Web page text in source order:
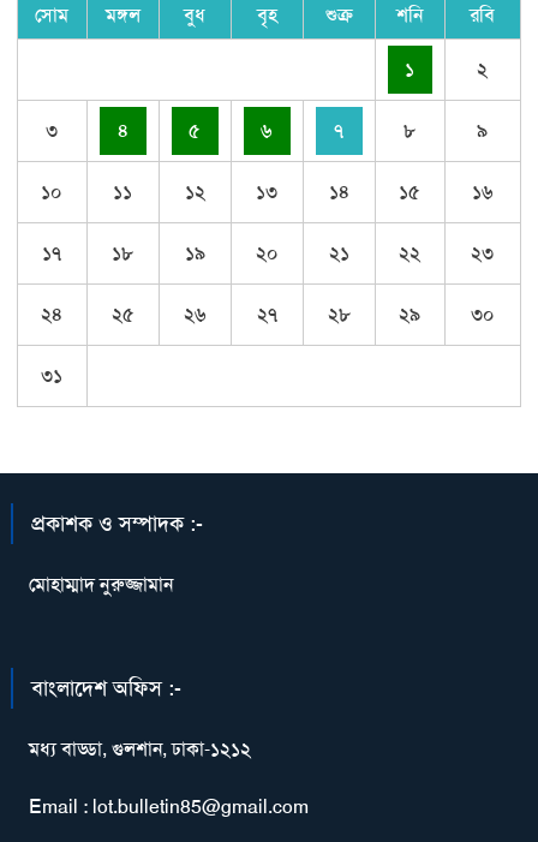
সোম মঙ্গল বুধ বৃহ শুক্র শনি রবি
১ ২
৩ ৪ ৫ ৬ ৭ ৮ ৯
১০ ১১ ১২ ১৩ ১৪ ১৫ ১৬
১৭ ১৮ ১৯ ২০ ২১ ২২ ২৩
২৪ ২৫ ২৬ ২৭ ২৮ ২৯ ৩০
৩১
প্রকাশক ও সম্পাদক :-
মোহাম্মাদ নুরুজ্জামান
বাংলাদেশ অফিস :-
মধ্য বাড্ডা, গুলশান, ঢাকা-১২১২
Email : lot.bulletin85@gmail.com